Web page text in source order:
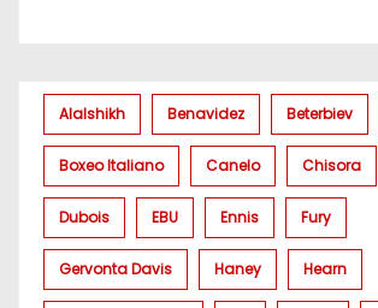
Alalshikh Benavidez Beterbiev
Boxeo Italiano Canelo Chisora
Dubois EBU Ennis Fury
Gervonta Davis Haney Hearn